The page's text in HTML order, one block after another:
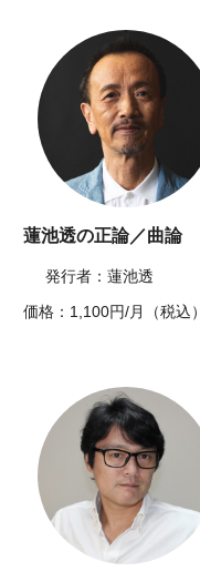
蓮池透の正論／曲論
発行者：蓮池透
価格：1,100円/月（税込）